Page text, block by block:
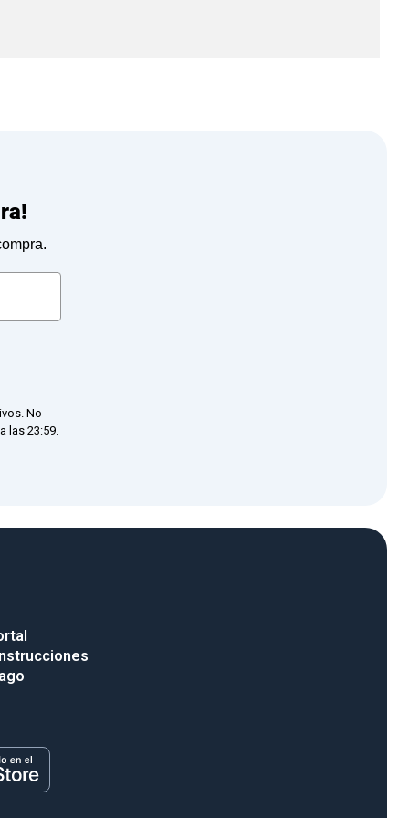
No
las 23:59.